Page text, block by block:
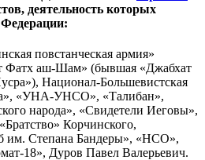
деятельность которых
повстанческая армия»
аш-Шам» (бывшая «Джабхат
Национал-Большевистская
«УНА-УНСО», «Талибан»,
народа», «Свидетели Иеговы»,
Корчинского,
им. Степана Бандеры», «НСО»,
18», Дуров Павел Валерьевич.